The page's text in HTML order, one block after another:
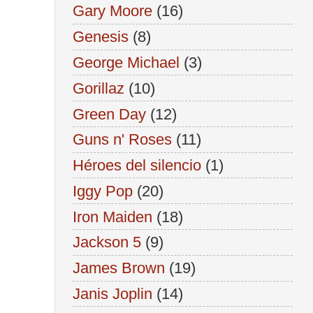
Gary Moore (16)
Genesis (8)
George Michael (3)
Gorillaz (10)
Green Day (12)
Guns n' Roses (11)
Héroes del silencio (1)
Iggy Pop (20)
Iron Maiden (18)
Jackson 5 (9)
James Brown (19)
Janis Joplin (14)